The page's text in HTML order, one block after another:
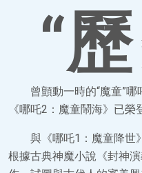
“歷
曾顫動一時的“魔童”
《哪吒2：魔童鬧海》已榮
與《哪吒1：魔童降世
根據古典神魔小說《封神